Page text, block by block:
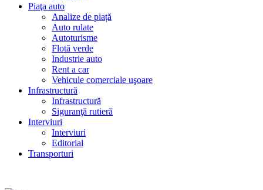
Piaţa auto
Analize de piață
Auto rulate
Autoturisme
Flotă verde
Industrie auto
Rent a car
Vehicule comerciale uşoare
Infrastructură
Infrastructură
Siguranţă rutieră
Interviuri
Interviuri
Editorial
Transporturi